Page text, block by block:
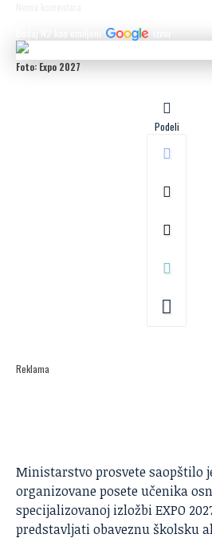
Foto: Expo 2027
Podeli
Reklama
Ministarstvo prosvete saopštilo
organizovane posete učenika
specijalizovanoj izložbiEXPO
predstavljati obaveznu školsku